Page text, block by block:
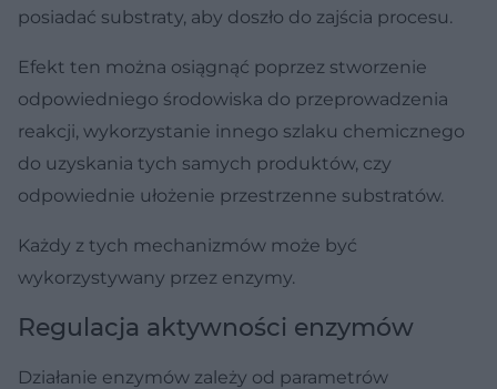
posiadać substraty, aby doszło do zajścia procesu.
Efekt ten można osiągnąć poprzez stworzenie
odpowiedniego środowiska do przeprowadzenia
reakcji, wykorzystanie innego szlaku chemicznego
do uzyskania tych samych produktów, czy
odpowiednie ułożenie przestrzenne substratów.
Każdy z tych mechanizmów może być
wykorzystywany przez enzymy.
Regulacja aktywności enzymów
Działanie enzymów zależy od parametrów